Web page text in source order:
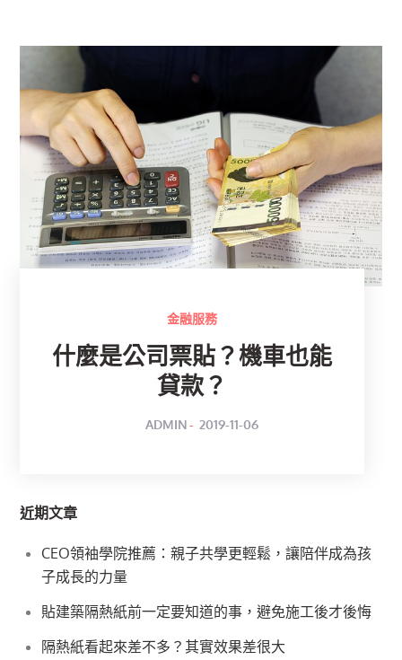
金融服務
什麼是公司票貼？機車也能
貸款？
ADMIN
POSTED
2019-11-06
近期文章
CEO領袖學院推薦：親子共學更輕鬆，讓陪伴成為孩
子成長的力量
貼建築隔熱紙前一定要知道的事，避免施工後才後悔
隔熱紙看起來差不多？其實效果差很大